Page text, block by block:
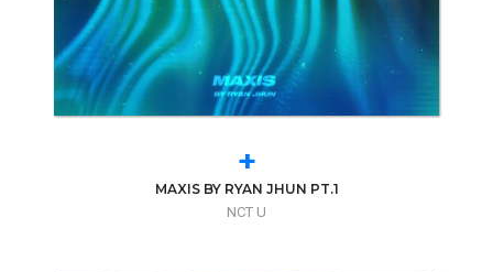
+
MAXIS BY RYAN JHUN PT.1
NCT U